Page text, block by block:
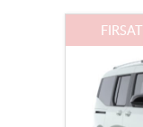
FIRSAT